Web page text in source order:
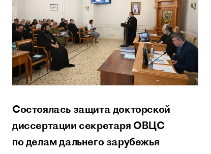
Состоялась защита докторской
диссертации секретаря ОВЦС
по делам дальнего зарубежья